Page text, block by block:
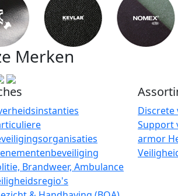
Merken
Brandweer, Ambulance
Discrete
Support
armor